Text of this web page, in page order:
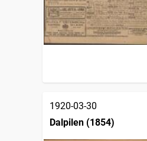
1920-03-30
Dalpilen (1854)